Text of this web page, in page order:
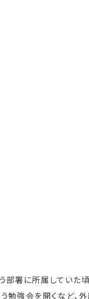
署に所属していた
強会を開くなど、